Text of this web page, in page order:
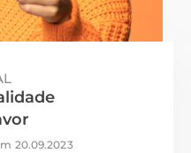
20.09.2023